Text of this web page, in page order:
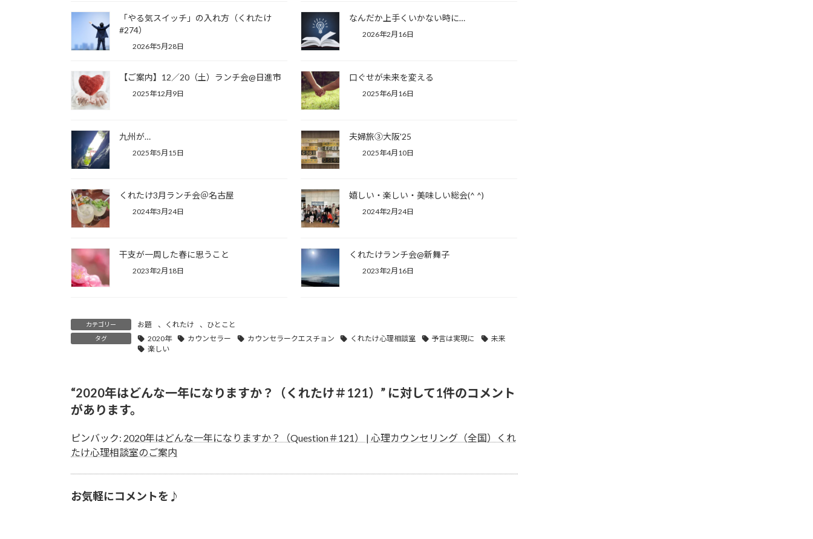
「やる気スイッチ」の入れ方（くれたけ
#274）
2026年5月28日
なんだか上手くいかない時に…
2026年2月16日
【ご案内】12／20（土）ランチ会@日進市
2025年12月9日
口ぐせが未来を変える
2025年6月16日
九州が…
2025年5月15日
夫婦旅③大阪'25
2025年4月10日
くれたけ3月ランチ会＠名古屋
2024年3月24日
嬉しい・楽しい・美味しい総会(^ ^)
2024年2月24日
干支が一周した春に思うこと
2023年2月18日
くれたけランチ会@新舞子
2023年2月16日
カテゴリー お題 、 くれたけ 、 ひとこと
タグ 2020年 カウンセラー カウンセラークエスチョン くれたけ心理相談室 予言は実現に
未来
楽しい
“2020年はどんな一年になりますか？（くれたけ＃121） ” に対して1件のコメント
があります。
ピンバック: 2020年はどんな一年になりますか？（Question＃121） | 心理カウンセリング（全国）くれ
たけ心理相談室のご案内
お気軽にコメントを♪